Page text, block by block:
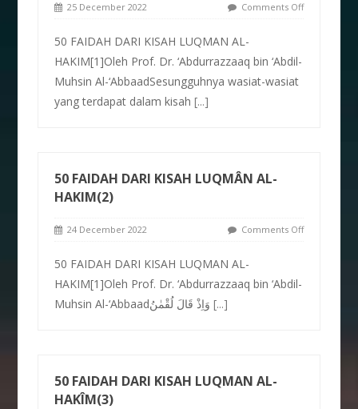
25 December 2022 Comments Off
50 FAIDAH DARI KISAH LUQMAN AL-
HAKIM[1]Oleh Prof. Dr. ‘Abdurrazzaaq bin ‘Abdil-
Muhsin Al-‘AbbaadSesungguhnya wasiat-wasiat
yang terdapat dalam kisah[...]
50 FAIDAH DARI KISAH LUQMÂN AL-
HAKIM(2)
24 December 2022 Comments Off
50 FAIDAH DARI KISAH LUQMAN AL-
HAKIM[1]Oleh Prof. Dr. ‘Abdurrazzaaq bin ‘Abdil-
Muhsin Al-‘Abbaadوَاِذْ قَالَ لُقْمٰنُ[...]
50 FAIDAH DARI KISAH LUQMAN AL-
HAKÎM(3)